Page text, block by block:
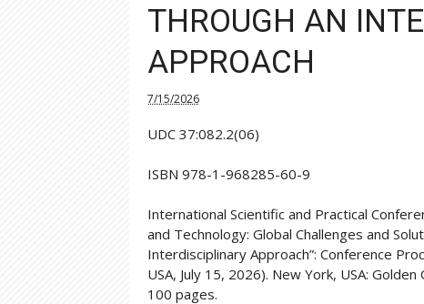
THROUGH AN
APPROACH
7/15/2026
UDC 37:082.2(06)
ISBN 978-1-968285-60-9
International Scientific and Practical
and Technology: Global Challenges and
Interdisciplinary Approach”: Conference
USA, July 15, 2026). New York, USA:
100 pages.